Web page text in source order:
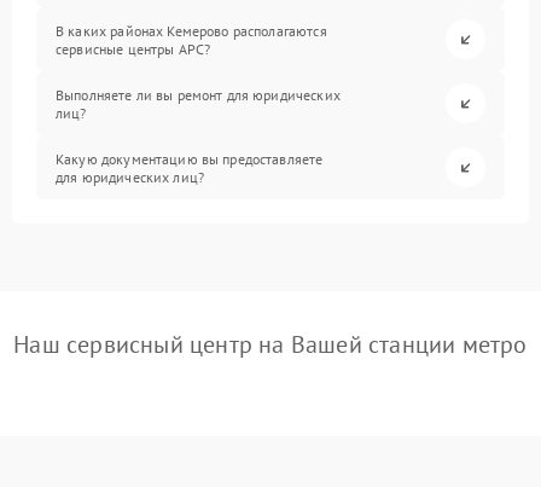
В каких районах Кемерово располагаются
сервисные центры APC?
Выполняете ли вы ремонт для юридических
лиц?
Какую документацию вы предоставляете
для юридических лиц?
Наш сервисный центр на Вашей станции метро